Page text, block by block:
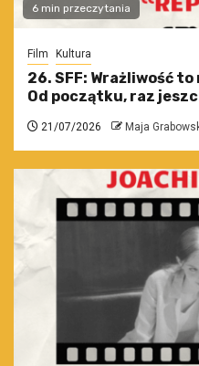
6 min przeczytania
Film Kultura
26. SFF: Wrażliwość to
Od początku, raz
21/07/2026 Maja